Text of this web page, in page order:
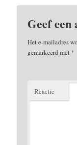
Geef
Het e-mailadres
gemarkeerd met *
Reactie